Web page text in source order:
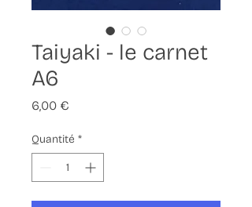
Taiyaki - le carnet
A6
6,00 €
Quantité *